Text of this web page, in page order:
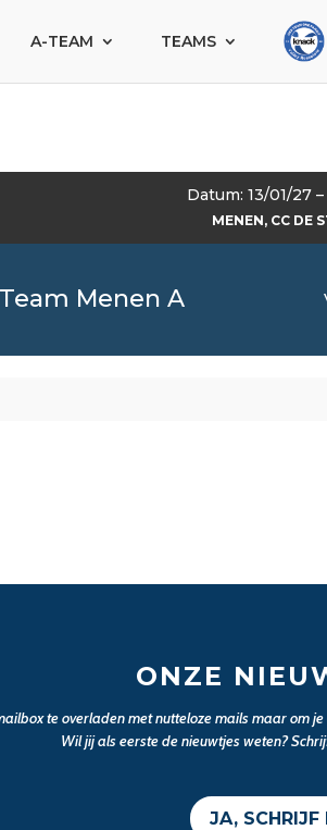
A-TEAM TEAMS
Datum: 13/01/27
MENEN, CC DE
Menen A
ONZE
te overladen met nutteloze mails maar om
Wil jij als eerste de nieuwtjes weten?
JA, SCHRIJF